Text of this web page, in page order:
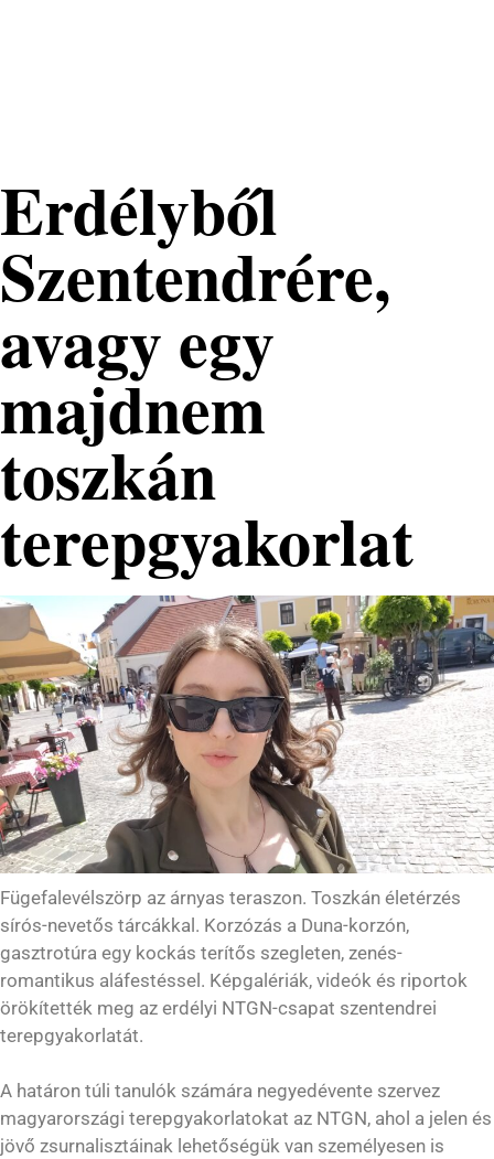
Erdélyből
Szentendrére,
avagy egy
majdnem
toszkán
terepgyakorlat
Fügefalevélszörp az árnyas teraszon. Toszkán életérzés
sírós-nevetős tárcákkal. Korzózás a Duna-korzón,
gasztrotúra egy kockás terítős szegleten, zenés-
romantikus aláfestéssel. Képgalériák, videók és riportok
örökítették meg az erdélyi NTGN-csapat szentendrei
terepgyakorlatát.
A határon túli tanulók számára negyedévente szervez
magyarországi terepgyakorlatokat az NTGN, ahol a jelen és
jövő zsurnalisztáinak lehetőségük van személyesen is